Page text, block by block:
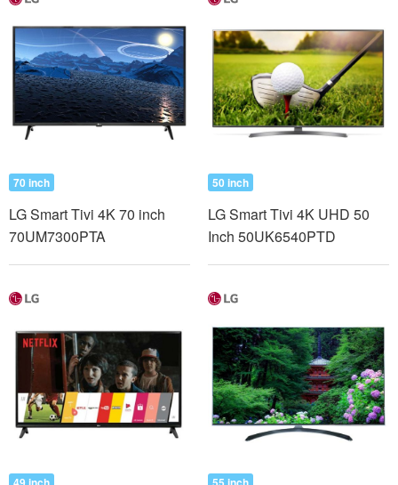
70 inch
LG Smart Tivi 4K 70 inch
70UM7300PTA
50 inch
LG Smart Tivi 4K UHD 50
Inch 50UK6540PTD